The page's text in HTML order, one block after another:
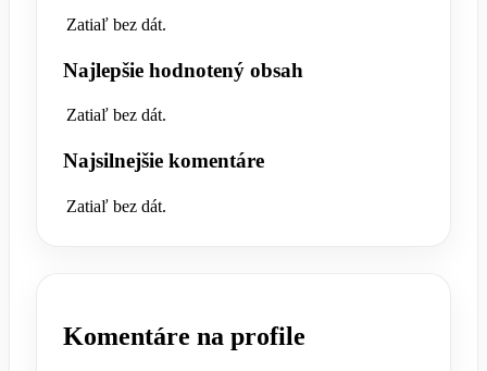
Zatiaľ bez dát.
Najlepšie hodnotený obsah
Zatiaľ bez dát.
Najsilnejšie komentáre
Zatiaľ bez dát.
Komentáre na profile